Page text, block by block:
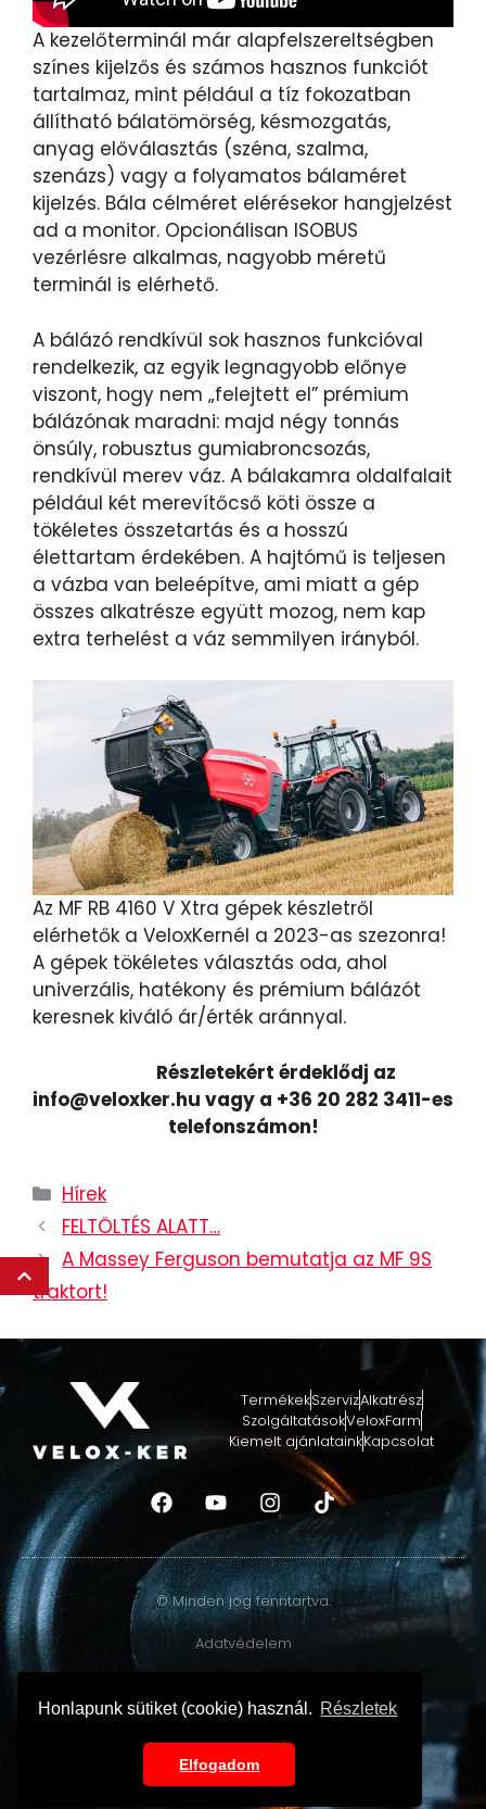
Honlapunk sütiket (cookie) használ. Részletek
Elfogadom
A kezelőterminál már alapfelszereltségben
színes kijelzős és számos hasznos funkciót
tartalmaz, mint például a tíz fokozatban
állítható bálatömörség, késmozgatás,
anyag előválasztás (széna, szalma,
szenázs) vagy a folyamatos bálaméret
kijelzés. Bála célméret elérésekor hangjelzést
ad a monitor. Opcionálisan ISOBUS
vezérlésre alkalmas, nagyobb méretű
terminál is elérhető.
A bálázó rendkívül sok hasznos funkcióval
rendelkezik, az egyik legnagyobb előnye
viszont, hogy nem „felejtett el” prémium
bálázónak maradni: majd négy tonnás
önsúly, robusztus gumiabroncsozás,
rendkívül merev váz. A bálakamra oldalfalait
például két merevítőcső köti össze a
tökéletes összetartás és a hosszú
élettartam érdekében. A hajtómű is teljesen
a vázba van beleépítve, ami miatt a gép
összes alkatrésze együtt mozog, nem kap
extra terhelést a váz semmilyen irányból.
Az MF RB 4160 V Xtra gépek készletről
elérhetők a VeloxKernél a 2023-as szezonra!
A gépek tökéletes választás oda, ahol
univerzális, hatékony és prémium bálázót
keresnek kiváló ár/érték aránnyal.
Részletekért érdeklődj az
info@veloxker.hu vagy a +36 20 282 3411-es
telefonszámon!
Hírek
FELTÖLTÉS ALATT…
A Massey Ferguson bemutatja az MF 9S
traktort!
TermékekSzervizAlkatrész
SzolgáltatásokVeloxFarm
Kiemelt ajánlatainkKapcsolat
© Minden jog fenntartva.
Adatvédelem
Készítette GRAFIKREA